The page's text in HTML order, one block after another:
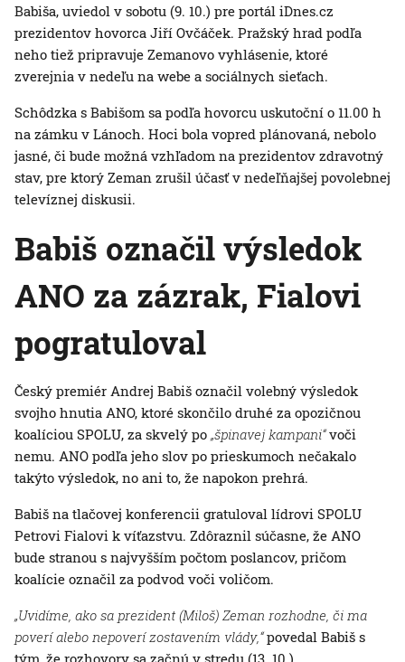
Babiša, uviedol v sobotu (9. 10.) pre portál iDnes.cz
prezidentov hovorca Jiří Ovčáček. Pražský hrad podľa
neho tiež pripravuje Zemanovo vyhlásenie, ktoré
zverejnia v nedeľu na webe a sociálnych sieťach.
Schôdzka s Babišom sa podľa hovorcu uskutoční o 11.00 h
na zámku v Lánoch. Hoci bola vopred plánovaná, nebolo
jasné, či bude možná vzhľadom na prezidentov zdravotný
stav, pre ktorý Zeman zrušil účasť v nedeľňajšej povolebnej
televíznej diskusii.
Babiš označil výsledok
ANO za zázrak, Fialovi
pogratuloval
Český premiér Andrej Babiš označil volebný výsledok
svojho hnutia ANO, ktoré skončilo druhé za opozičnou
koalíciou SPOLU, za skvelý po „špinavej kampani“voči
nemu. ANO podľa jeho slov po prieskumoch nečakalo
takýto výsledok, no ani to, že napokon prehrá.
Babiš na tlačovej konferencii gratuloval lídrovi SPOLU
Petrovi Fialovi k víťazstvu. Zdôraznil súčasne, že ANO
bude stranou s najvyšším počtom poslancov, pričom
koalície označil za podvod voči voličom.
„Uvidíme, ako sa prezident (Miloš) Zeman rozhodne, či ma
poverí alebo nepoverí zostavením vlády,“povedal Babiš s